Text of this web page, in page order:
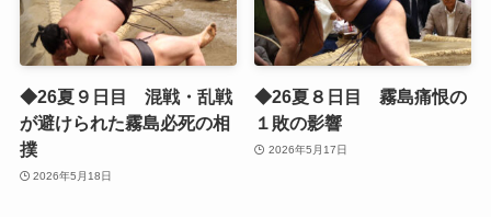
◆26夏９日目 混戦・乱戦
が避けられた霧島必死の相
撲
2026年5月18日
◆26夏８日目 霧島痛恨の
１敗の影響
2026年5月17日